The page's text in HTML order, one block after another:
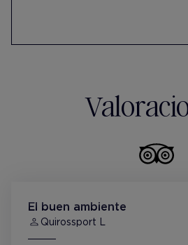
El buen ambiente
Quirossport L